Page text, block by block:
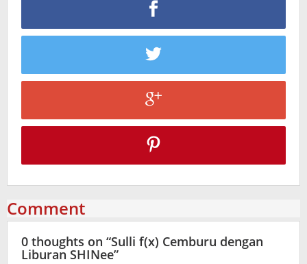
Comment
0 thoughts on “Sulli f(x) Cemburu dengan
Liburan SHINee”